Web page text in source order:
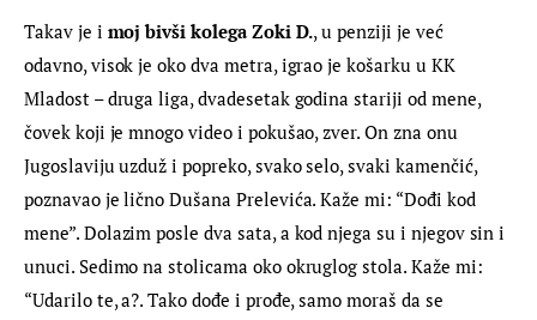
Takav je i moj bivši kolega Zoki D., u penziji je već
odavno, visok je oko dva metra, igrao je košarku u KK
Mladost – druga liga, dvadesetak godina stariji od mene,
čovek koji je mnogo video i pokušao, zver. On zna onu
Jugoslaviju uzduž i popreko, svako selo, svaki kamenčić,
poznavao je lično Dušana Prelevića. Kaže mi: “Dođi kod
mene”. Dolazim posle dva sata, a kod njega su i njegov sin i
unuci. Sedimo na stolicama oko okruglog stola. Kaže mi:
“Udarilo te, a?. Tako dođe i prođe, samo moraš da se